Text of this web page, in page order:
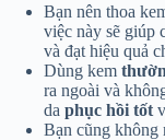
Bạn nên thoa
việc này sẽ giúp
và đạt hiệu quả
Dùng kem
ra ngoài và
da phục hồi tốt
Bạn cũng không